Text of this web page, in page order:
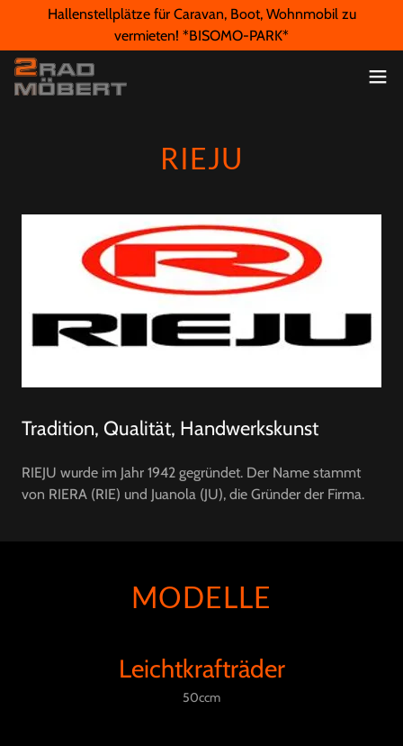
Hallenstellplätze für Caravan, Boot, Wohnmobil zu
vermieten! *BISOMO-PARK*
RIEJU
Tradition, Qualität, Handwerkskunst
RIEJU wurde im Jahr 1942 gegründet. Der Name stammt
von RIERA (RIE) und Juanola (JU), die Gründer der Firma.
MODELLE
Leichtkrafträder
50ccm